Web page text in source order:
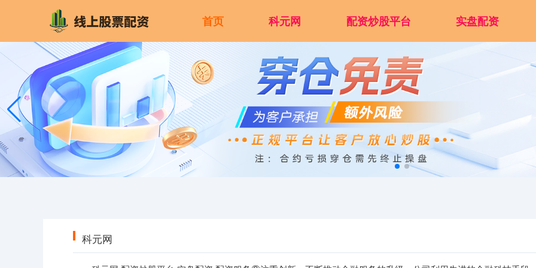
首页 科元网 配资炒股平台 实盘配资
科元网